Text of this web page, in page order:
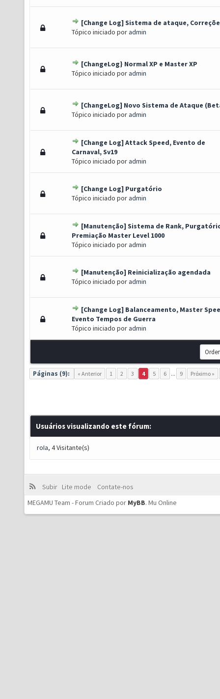
[Change Log] Sistema de ataque,
Tópico iniciado poradmin
- 3 de 5 em média
45
[ChangeLog} Normal XP e Master XP
Tópico iniciado poradmin
- 2 de 5 em média
45
[ChangeLog] Novo Sistema de Ataque
Tópico iniciado poradmin
- 1 de 5 em média
45
[Change Log] Attack Speed, Evento de
Carnaval, Sv19
Tópico iniciado poradmin
1 Voto(s) - 4 de 5 em média
45
[Change Log] Purgatório
Tópico iniciado poradmin
- 0 de 5 em média
45
[Manutenção] Sistema de Rank,
Premiação Master Level 1000
Tópico iniciado poradmin
- 0 de 5 em média
45
[Manutenção] Reinicialização agendada
Tópico iniciado poradmin
- 0 de 5 em média
45
[Change Log] Balanceamento, Master
Evento Tempos de Guerra
Tópico iniciado poradmin
- 2 de 5 em média
45
Páginas (9): « Anterior 1 2 3 4 5 6 ... 9 Próximo »
Usuários visualizando este fórum:
roIa, 4 Visitante(s)
Subir Lite mode
Contate-nos
MEGAMU Team - Forum Criado por MyBB. Mu Online